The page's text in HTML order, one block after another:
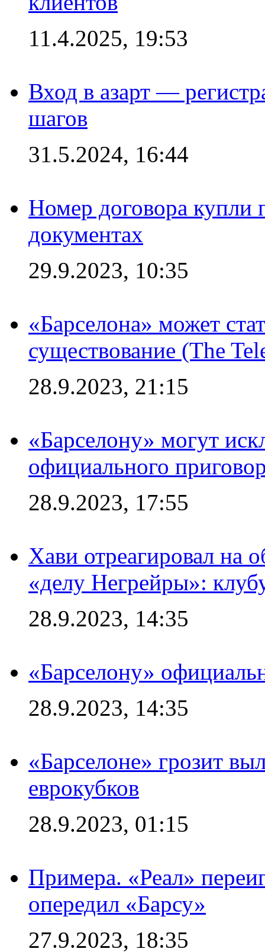
11.4.2025, 19:53
Вход в азарт —
шагов
31.5.2024, 16:44
Номер договора купли
документах
29.9.2023, 10:35
«Барселона» может
существование (The
28.9.2023, 21:15
«Барселону» могут
официального
28.9.2023, 17:55
Хави отреагировал на
«делу Негрейры»:
28.9.2023, 14:35
«Барселону»
28.9.2023, 14:35
«Барселоне» грозит
еврокубков
28.9.2023, 01:15
Примера. «Реал»
опередил «Барсу»
27.9.2023, 18:35